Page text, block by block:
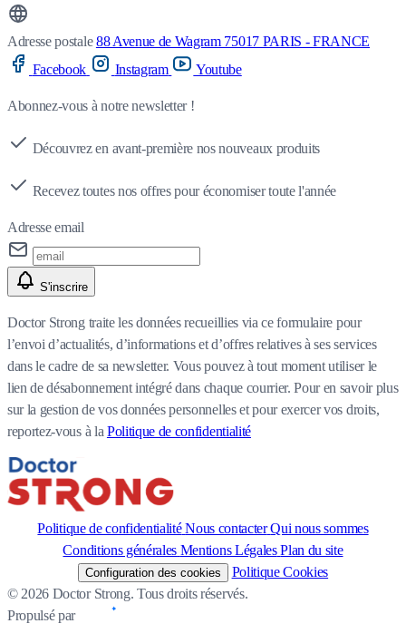
Adresse postale 88 Avenue de Wagram 75017 PARIS - FRANCE
Facebook
Instagram Youtube
Abonnez-vous à notre newsletter !
Découvrez en avant-première nos nouveaux produits
Recevez toutes nos offres pour économiser toute l'année
Adresse email
S'inscrire
Doctor Strong traite les données recueillies via ce formulaire pour
l’envoi d’actualités, d’informations et d’offres relatives à ses services
dans le cadre de sa newsletter. Vous pouvez à tout moment utiliser le
lien de désabonnement intégré dans chaque courrier. Pour en savoir plus
sur la gestion de vos données personnelles et pour exercer vos droits,
reportez-vous à la Politique de confidentialité
Politique de confidentialité Nous contacter Qui nous sommes
Conditions générales Mentions Légales Plan du site
Configuration des cookies
Politique Cookies
© 2026 Doctor Strong. Tous droits réservés.
Propulsé par